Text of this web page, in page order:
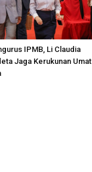
IPMB, Li Claudia
Jaga Kerukunan Umat